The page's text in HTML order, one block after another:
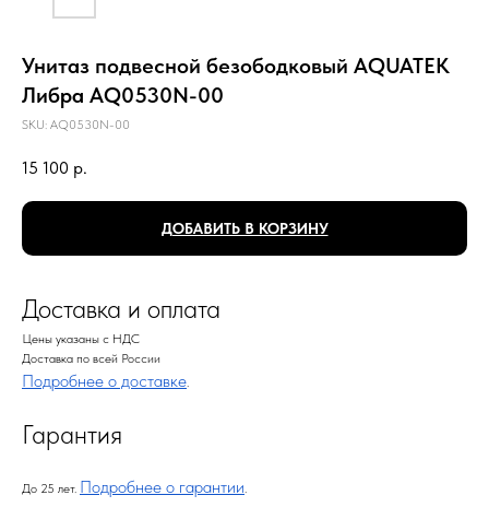
Унитаз подвесной безободковый AQUATEK
Либра AQ0530N-00
SKU: AQ0530N-00
15 100 р.
ДОБАВИТЬ В КОРЗИНУ
Доставка и оплата
Цены указаны с НДС
Доставка по всей России
Подробнее о доставке.
Гарантия
До 25 лет. Подробнее о гарантии.